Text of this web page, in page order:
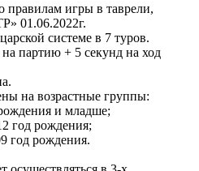
правилам игры в таврели,
01.06.2022г.
системе в 7 туров.
партию + 5 секунд на ход
на возрастные группы:
и младше;
год рождения;
год рождения.